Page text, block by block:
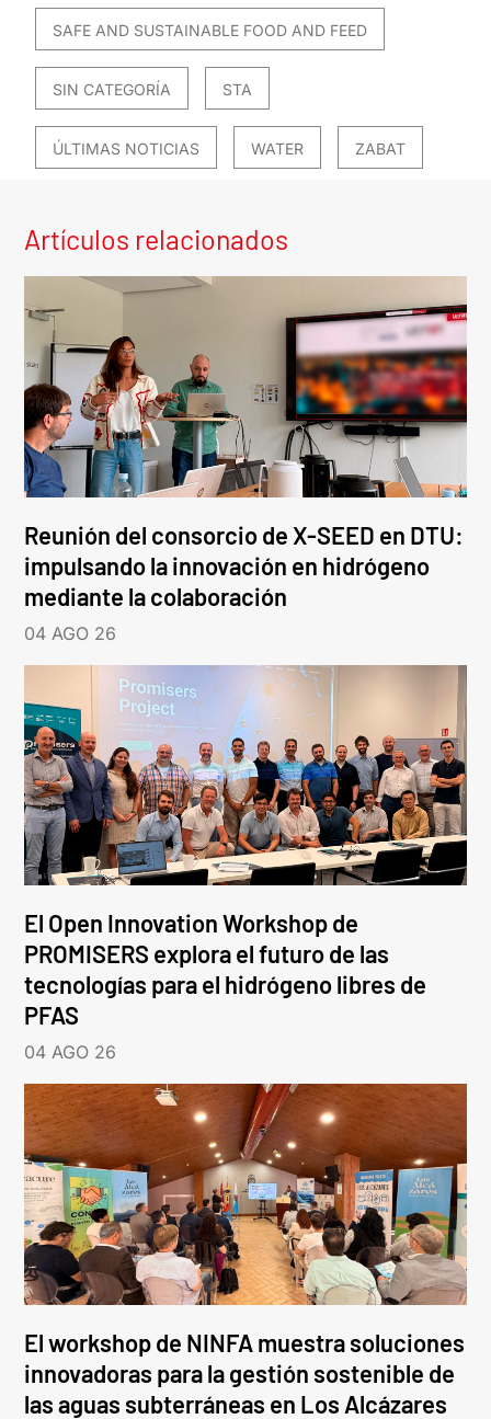
SAFE AND SUSTAINABLE FOOD AND FEED
SIN CATEGORÍA STA
ÚLTIMAS NOTICIAS WATER ZABAT
Artículos relacionados
Reunión del consorcio de X-SEED en DTU:
impulsando la innovación en hidrógeno
mediante la colaboración
04 AGO 26
El Open Innovation Workshop de
PROMISERS explora el futuro de las
tecnologías para el hidrógeno libres de
PFAS
04 AGO 26
El workshop de NINFA muestra soluciones
innovadoras para la gestión sostenible de
las aguas subterráneas en Los Alcázares